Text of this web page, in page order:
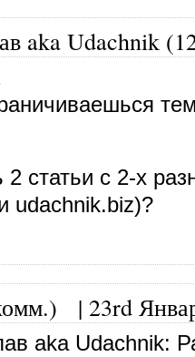
aka Udachnik
статьи с 2-х
udachnik.biz)?
| 23rd
aka Udachnik: